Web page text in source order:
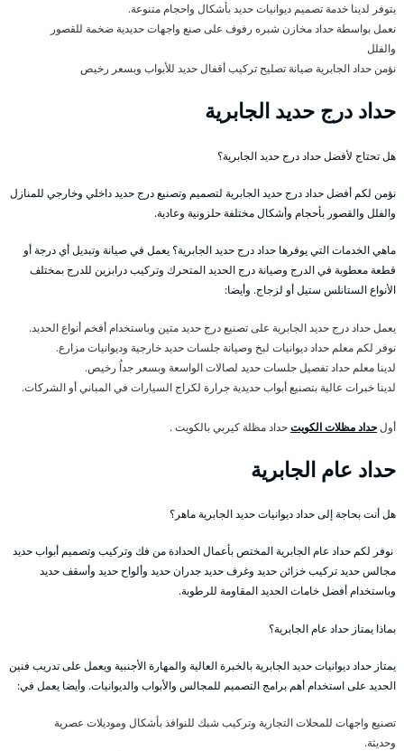
يتوفر لدينا خدمة تصميم ديوانيات حديد بأشكال واحجام متنوعة.
نعمل بواسطة حداد مخازن شبره رفوف على صنع واجهات حديدية ضخمة للقصور
والفلل
نؤمن حداد الجابرية صيانة تصليح تركيب أقفال حديد للأبواب وبسعر رخيص
حداد درج حديد الجابرية
هل تحتاج لأفضل حداد درج حديد الجابرية؟
نؤمن لكم أفضل حداد درج حديد الجابرية لتصميم وتصنيع درج حديد داخلي وخارجي للمنازل
والفلل والقصور بأحجام وأشكال مختلفة حلزونية وعادية.
ماهي الخدمات التي يوفرها حداد درج حديد الجابرية؟ يعمل في صيانة وتبديل أي درجة أو
قطعة معطوبة في الدرج وصيانة درج الحديد المتحرك وتركيب درابزين للدرج بمختلف
الأنواع الستانلس ستيل أو لزجاج. وأيضا:
يعمل حداد درج حديد الجابرية على تصنيع درج حديد متين وباستخدام أفخم أنواع الحديد.
نوفر لكم معلم حداد ديوانيات لبخ وصيانة جلسات حديد خارجية وديوانيات مزارع.
لدينا معلم حداد تفصيل جلسات حديد لصالات الواسعة وبسعر جداُ رخيص.
لدينا خبرات عالية بتصنيع أبواب حديدية جرارة لكراج السيارات في المباني أو الشركات.
أولحداد مظلات الكويتحداد مظلة كيربي بالكويت .
حداد عام الجابرية
هل أنت بحاجة إلى حداد ديوانيات حديد الجابرية ماهر؟
نوفر لكم حداد عام الجابرية المختص بأعمال الحدادة من فك وتركيب وتصميم أبواب حديد
مجالس حديد تركيب خزائن حديد وغرف حديد جدران حديد وألواح حديد وأسقف حديد
وباستخدام أفضل خامات الحديد المقاومة للرطوبة.
بماذا يمتاز حداد عام الجابرية؟
يمتاز حداد ديوانيات حديد الجابرية بالخبرة العالية والمهارة الأجنبية ويعمل على تدريب فنين
الحديد على استخدام أهم برامج التصميم للمجالس والأبواب والديوانيات. وأيضا يعمل في:
تصنيع واجهات للمحلات التجارية وتركيب شبك للنوافذ بأشكال وموديلات عصرية
وحديثة.